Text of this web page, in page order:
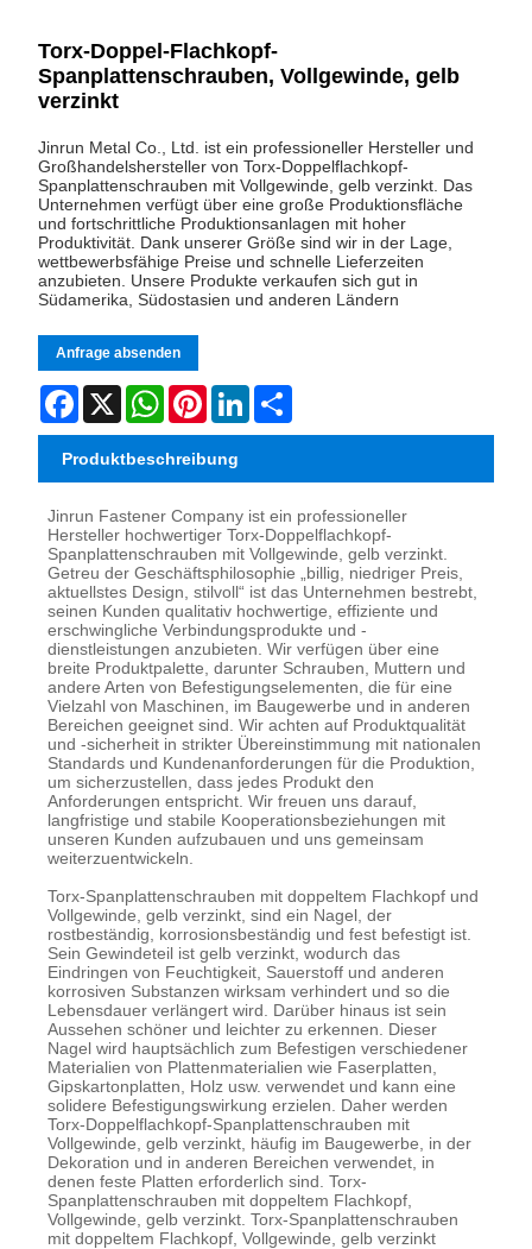
Torx-Doppel-Flachkopf-
Spanplattenschrauben, Vollgewinde, gelb
verzinkt
Jinrun Metal Co., Ltd. ist ein professioneller Hersteller und
Großhandelshersteller von Torx-Doppelflachkopf-
Spanplattenschrauben mit Vollgewinde, gelb verzinkt. Das
Unternehmen verfügt über eine große Produktionsfläche
und fortschrittliche Produktionsanlagen mit hoher
Produktivität. Dank unserer Größe sind wir in der Lage,
wettbewerbsfähige Preise und schnelle Lieferzeiten
anzubieten. Unsere Produkte verkaufen sich gut in
Südamerika, Südostasien und anderen Ländern
Anfrage absenden
Facebook
X WhatsAppPinterestLinkedIn
Produktbeschreibung
Jinrun Fastener Company ist ein professioneller
Hersteller hochwertiger Torx-Doppelflachkopf-
Spanplattenschrauben mit Vollgewinde, gelb verzinkt.
Getreu der Geschäftsphilosophie „billig, niedriger Preis,
aktuellstes Design, stilvoll“ ist das Unternehmen bestrebt,
seinen Kunden qualitativ hochwertige, effiziente und
erschwingliche Verbindungsprodukte und -
dienstleistungen anzubieten. Wir verfügen über eine
breite Produktpalette, darunter Schrauben, Muttern und
andere Arten von Befestigungselementen, die für eine
Vielzahl von Maschinen, im Baugewerbe und in anderen
Bereichen geeignet sind. Wir achten auf Produktqualität
und -sicherheit in strikter Übereinstimmung mit nationalen
Standards und Kundenanforderungen für die Produktion,
um sicherzustellen, dass jedes Produkt den
Anforderungen entspricht. Wir freuen uns darauf,
langfristige und stabile Kooperationsbeziehungen mit
unseren Kunden aufzubauen und uns gemeinsam
weiterzuentwickeln.
Torx-Spanplattenschrauben mit doppeltem Flachkopf und
Vollgewinde, gelb verzinkt, sind ein Nagel, der
rostbeständig, korrosionsbeständig und fest befestigt ist.
Sein Gewindeteil ist gelb verzinkt, wodurch das
Eindringen von Feuchtigkeit, Sauerstoff und anderen
korrosiven Substanzen wirksam verhindert und so die
Lebensdauer verlängert wird. Darüber hinaus ist sein
Aussehen schöner und leichter zu erkennen. Dieser
Nagel wird hauptsächlich zum Befestigen verschiedener
Materialien von Plattenmaterialien wie Faserplatten,
Gipskartonplatten, Holz usw. verwendet und kann eine
solidere Befestigungswirkung erzielen. Daher werden
Torx-Doppelflachkopf-Spanplattenschrauben mit
Vollgewinde, gelb verzinkt, häufig im Baugewerbe, in der
Dekoration und in anderen Bereichen verwendet, in
denen feste Platten erforderlich sind. Torx-
Spanplattenschrauben mit doppeltem Flachkopf,
Vollgewinde, gelb verzinkt. Torx-Spanplattenschrauben
mit doppeltem Flachkopf, Vollgewinde, gelb verzinkt